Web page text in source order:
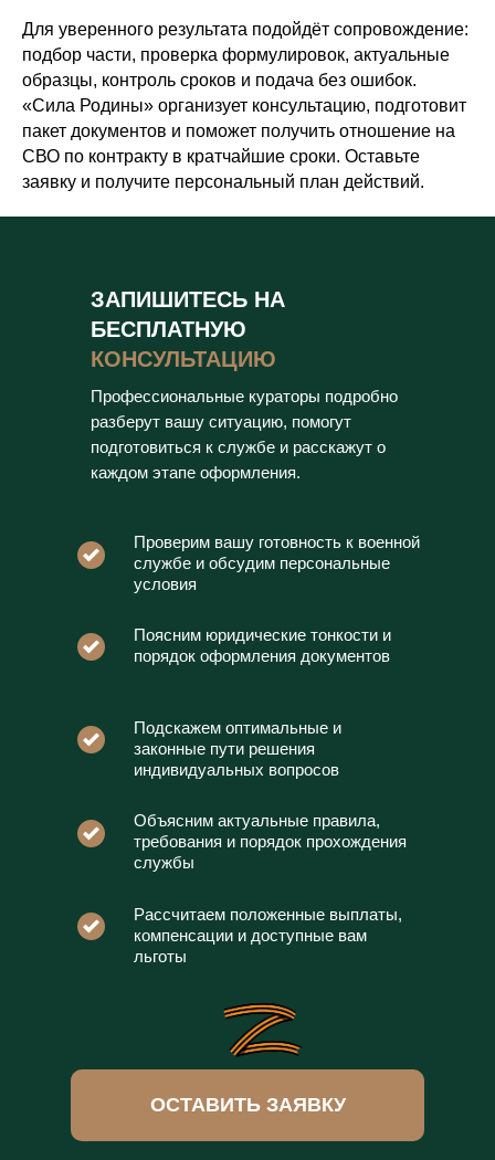
Для уверенного результата подойдёт сопровождение:
подбор части, проверка формулировок, актуальные
образцы, контроль сроков и подача без ошибок.
«Сила Родины» организует консультацию, подготовит
пакет документов и поможет получить отношение на
СВО по контракту в кратчайшие сроки. Оставьте
заявку и получите персональный план действий.
ЗАПИШИТЕСЬ НА
БЕСПЛАТНУЮ
КОНСУЛЬТАЦИЮ
Профессиональные кураторы подробно
разберут вашу ситуацию, помогут
подготовиться к службе и расскажут о
каждом этапе оформления.
ОСТАВИТЬ ЗАЯВКУ
Объясним актуальные правила,
требования и порядок прохождения
службы
Подскажем оптимальные и
законные пути решения
индивидуальных вопросов
Поясним юридические тонкости и
порядок оформления документов
Проверим вашу готовность к военной
службе и обсудим персональные
условия
Рассчитаем положенные выплаты,
компенсации и доступные вам
льготы